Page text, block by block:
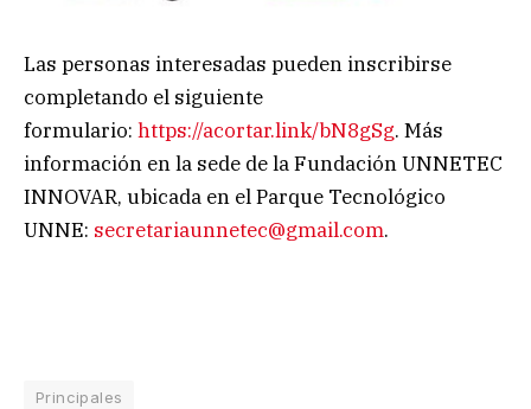
Las personas interesadas pueden inscribirse
completando el siguiente
formulario: https://acortar.link/bN8gSg. Más
información en la sede de la Fundación UNNETEC
INNOVAR, ubicada en el Parque Tecnológico
UNNE: secretariaunnetec@gmail.com.
Principales